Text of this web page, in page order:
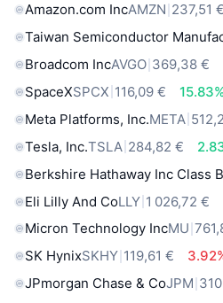
Amazon.com IncAMZN 237,51 €
Taiwan Semiconductor
Broadcom IncAVGO 369,38 €
SpaceXSPCX 116,09 €
Meta Platforms, Inc.META
Tesla, Inc.TSLA 284,82 €
Berkshire Hathaway Inc Class B
Eli Lilly And CoLLY 1 026,72 €
Micron Technology IncMU
SK HynixSKHY 119,61 €
JPmorgan Chase & CoJPM